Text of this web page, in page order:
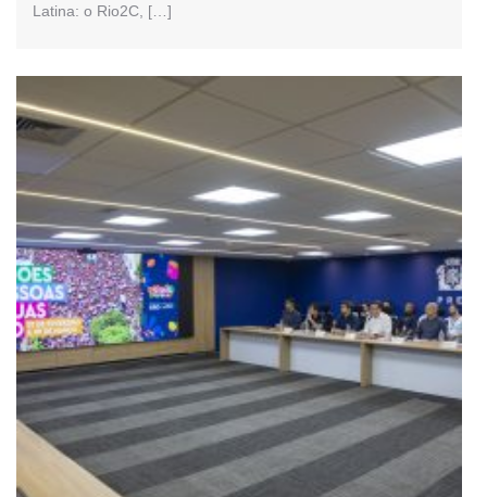
Latina: o Rio2C, […]